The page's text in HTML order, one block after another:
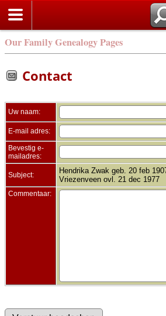
Our Family Genealogy Pages
Contact
Uw naam:
E-mail adres:
Bevestig e-
mailadres:
Subject:
Hendrika Zwak geb. 20 feb
Vriezenveen ovl. 21 dec 1977
Commentaar: